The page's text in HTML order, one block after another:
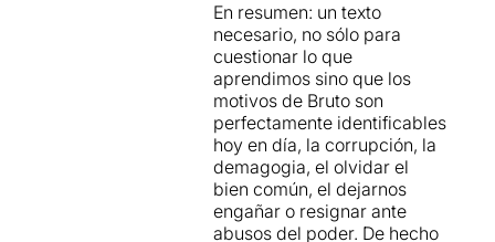
En resumen: un texto
necesario, no sólo para
cuestionar lo que
aprendimos sino que los
motivos de Bruto son
perfectamente identificables
hoy en día, la corrupción, la
demagogia, el olvidar el
bien común, el dejarnos
engañar o resignar ante
abusos del poder. De hecho